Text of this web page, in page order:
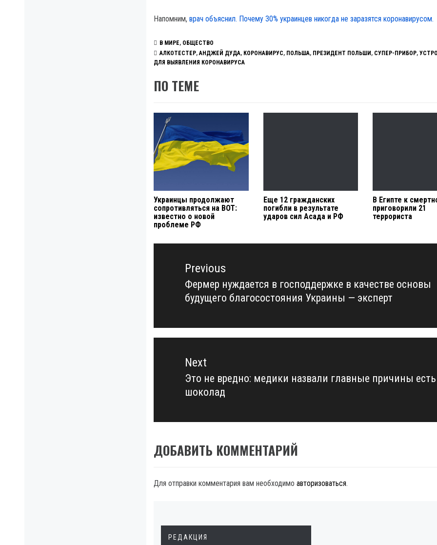
Напомним, врач объяснил. Почему 30% украинцев никогда не заразятся коронавирусом.
В МИРЕ, ОБЩЕСТВО
АЛКОТЕСТЕР,АНДЖЕЙ ДУДА, КОРОНАВИРУС, ПОЛЬША, ПРЕЗИДЕНТ ПОЛЬШИ , СУПЕР-ПРИБОР,
ДЛЯ ВЫЯВЛЕНИЯ КОРОНАВИРУСА
ПО ТЕМЕ
Украинцы продолжают
сопротивляться на ВОТ:
известно о новой
проблеме РФ
Еще 12 гражданских
погибли в результате
ударов сил Асада и РФ
В Египте к
приговорили 21
террориста
Навигация
записямPrevious
Previous
post:
Фермер нуждается в господдержке в качестве основы
будущего благосостояния Украины — эксперт
Next
Next
post:
Это не вредно: медики назвали главные причины есть
шоколад
ДОБАВИТЬ КОММЕНТАРИЙ
Для отправки комментария вам необходимо авторизоваться.
РЕДАКЦИЯ